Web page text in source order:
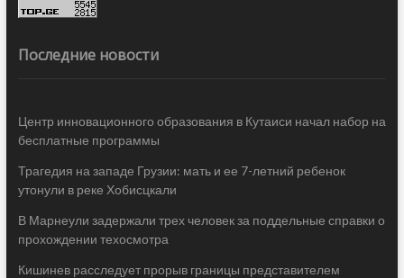
Последние новости
Центр инновационного образования в Кутаиси начал набор на
бесплатные программы
Трагедия на западе Грузии: мать и ее 7-летний ребенок
утонули в реке Хобисцкали
В Марнеули задержали трех человек за поддельные справки о
прохождении техосмотра
Кишинев расследует прорыв границы представителем